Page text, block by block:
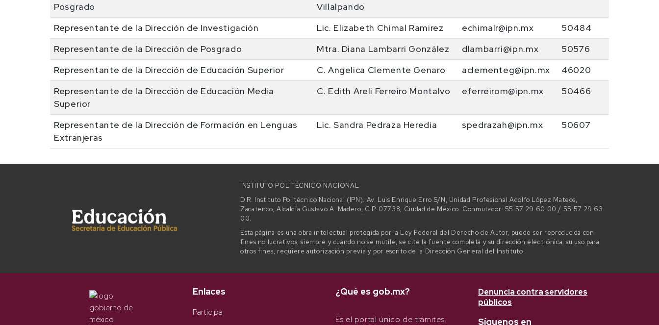
Posgrado
Villalpando
Representante de la Dirección de Investigación Lic. Elizabeth Chimal Ramirez echimalr@ipn.mx
50484
Representante de la Dirección de Posgrado
Mtra. Diana Lambarri González dlambarri@ipn.mx
50576
Representante de la Dirección de Educación Superior
C. Angelica Clemente Genaro aclementeg@ipn.mx
46020
Representante de la Dirección de Educación Media
Superior
C. Edith Areli Ferreiro Montalvo eferreirom@ipn.mx 50466
Representante de la Dirección de Formación en Lenguas
Extranjeras
Lic. Sandra Pedraza Heredia spedrazah@ipn.mx 50607
INSTITUTO POLITÉCNICO NACIONAL
D.R. Instituto Politécnico Nacional (IPN). Av. Luis Enrique Erro S/N, Unidad Profesional Adolfo López Mateos,
Zacatenco, Alcaldía Gustavo A. Madero, C.P. 07738, Ciudad de México. Conmutador: 55 57 29 60 00 / 55 57 29 63
00.
Esta página es una obra intelectual protegida por la Ley Federal del Derecho de Autor, puede ser reproducida con
fines no lucrativos, siempre y cuando no se mutile, se cite la fuente completa y su dirección electrónica; su uso para
otros fines, requiere autorización previa y por escrito de la Dirección General del Instituto.
Enlaces
Participa
¿Qué es gob.mx?
Es el portal único de trámites,
Denuncia contra servidores
públicos
Síguenos en